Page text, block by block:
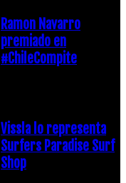
Ramon Navarro
premiado en
#ChileCompite
Vissla lo representa
Surfers Paradise Surf
Shop